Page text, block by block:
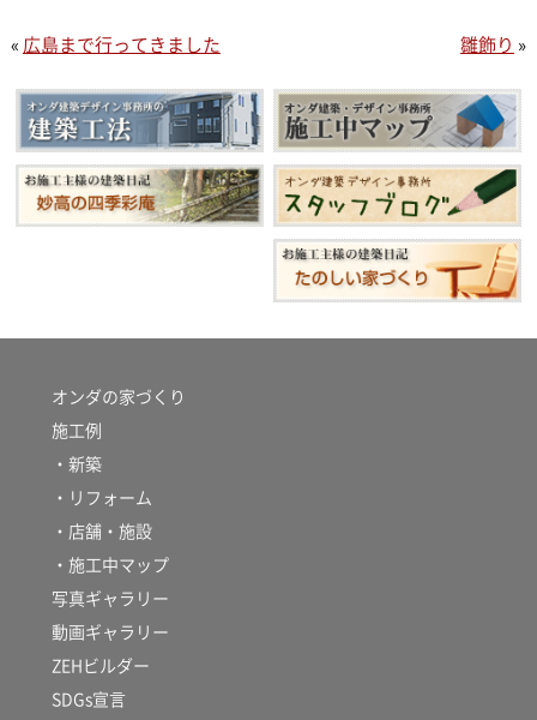
« 広島まで行ってきました 雛飾り »
オンダの家づくり
施工例
・新築
・リフォーム
・店舗・施設
・施工中マップ
写真ギャラリー
動画ギャラリー
ZEHビルダー
SDGs宣言